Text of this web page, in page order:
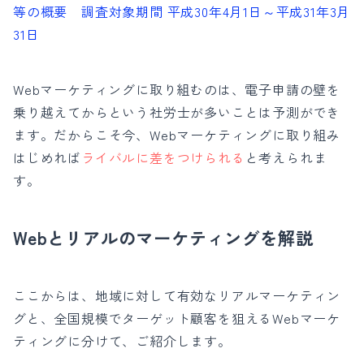
等の概要 調査対象期間 平成30年4月1日～平成31年3月
31日
Webマーケティングに取り組むのは、電子申請の壁を
乗り越えてからという社労士が多いことは予測ができ
ます。だからこそ今、Webマーケティングに取り組み
はじめれば ライバルに差をつけられる と考えられま
す。
Webとリアルのマーケティングを解説
ここからは、 地域に対して有効なリアルマーケティン
グと、全国規模でターゲット顧客を狙えるWebマーケ
ティングに分けて、ご紹介します。